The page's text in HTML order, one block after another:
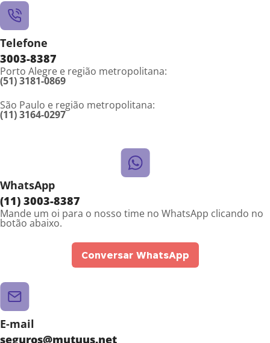
Telefone
3003-8387
Porto Alegre e região metropolitana:
(51) 3181-0869
São Paulo e região metropolitana:
(11) 3164-0297
WhatsApp
(11) 3003-8387
Mande um oi para o nosso time no WhatsApp clicando no
botão abaixo.
Conversar WhatsApp
E-mail
seguros@mutuus.net